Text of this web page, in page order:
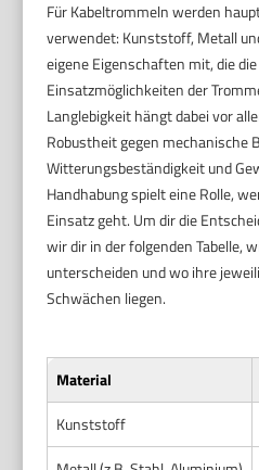
Für Kabeltrommeln werden
verwendet: Kunststoff, Metall
eigene Eigenschaften mit, die
Einsatzmöglichkeiten der
Langlebigkeit hängt dabei vor
Robustheit gegen mechanische
Witterungsbeständigkeit und
Handhabung spielt eine Rolle,
Einsatz geht. Um dir die
wir dir in der folgenden Tabelle,
unterscheiden und wo ihre
Schwächen liegen.
Material
Kunststoff